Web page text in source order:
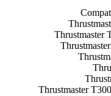
Thrustmaster
Thrustmaster